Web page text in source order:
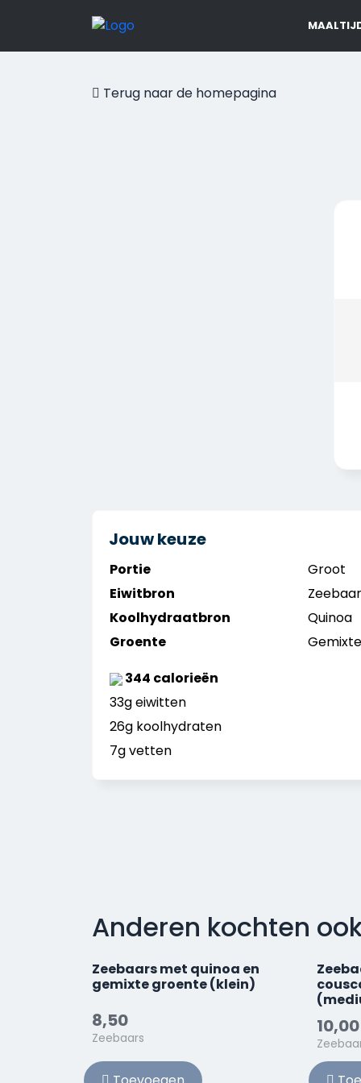
Terug naar de homepagina
Jouw keuze
Portie
Groot
Eiwitbron
Koolhydraatbron
Quinoa
Groente
344 calorieën
33g eiwitten
26g koolhydraten
7g vetten
Anderen kochten
Zeebaars met quinoa en
gemixte groente (klein)
8,50
Zeebaars
10,00